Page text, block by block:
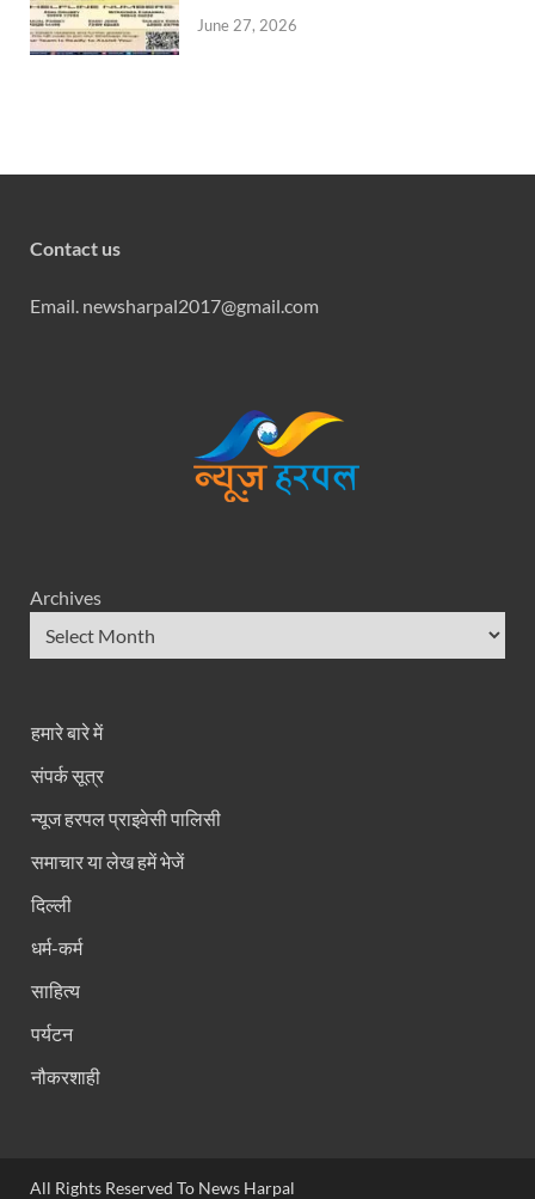
June 27, 2026
Contact us
Email. newsharpal2017@gmail.com
Archives
हमारे बारे में
संपर्क सूत्र
न्यूज हरपल प्राइवेसी पालिसी
समाचार या लेख हमें भेजें
दिल्ली
धर्म-कर्म
साहित्य
पर्यटन
नौकरशाही
All Rights Reserved To News Harpal